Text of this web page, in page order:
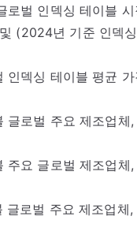
로벌 인덱싱 테이블
(2024년 기준 인덱
인덱싱 테이블 평균
글로벌 주요 제조업체
주요 글로벌 제조업체
글로벌 주요 제조업체